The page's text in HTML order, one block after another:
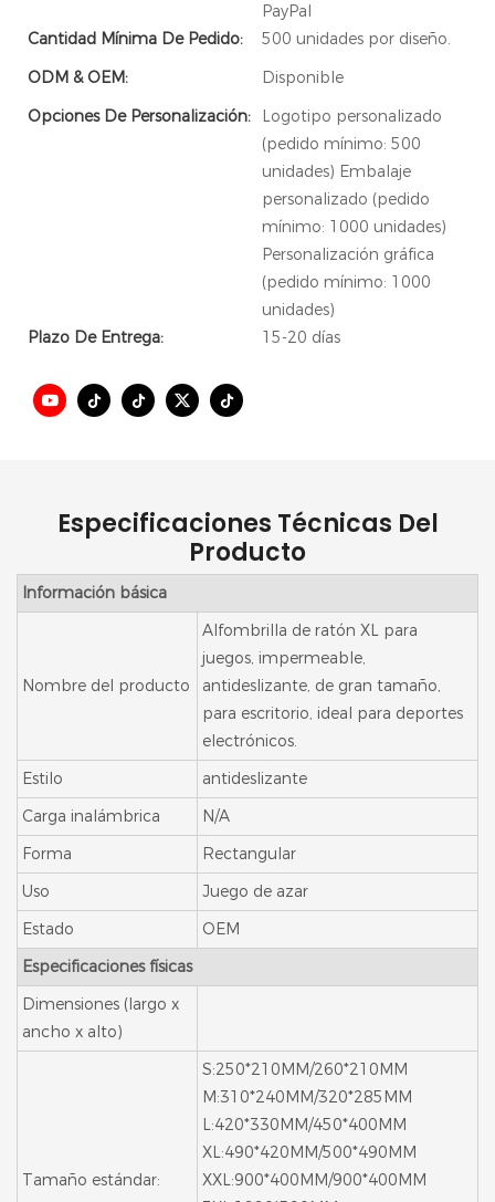
PayPal
Cantidad Mínima De Pedido:
500 unidades por diseño.
ODM & OEM:
Disponible
Opciones De Personalización:
Logotipo personalizado
(pedido mínimo: 500
unidades) Embalaje
personalizado (pedido
mínimo: 1000 unidades)
Personalización gráfica
(pedido mínimo: 1000
unidades)
Plazo De Entrega:
15-20 días
Especificaciones Técnicas Del
Producto
Información básica
Nombre del producto
Alfombrilla de ratón XL para
juegos, impermeable,
antideslizante, de gran tamaño,
para escritorio, ideal para deportes
electrónicos.
Estilo
antideslizante
Carga inalámbrica
N/A
Forma
Rectangular
Uso
Juego de azar
Estado
OEM
Especificaciones físicas
Dimensiones (largo x
ancho x alto)
Tamaño estándar:
S:250*210MM/260*210MM
M:310*240MM/320*285MM
L:420*330MM/450*400MM
XL:490*420MM/500*490MM
XXL:900*400MM/900*400MM